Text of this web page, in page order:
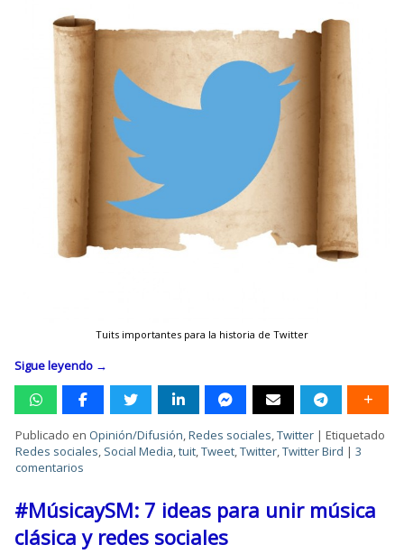
Tuits importantes para la historia de Twitter
Sigue leyendo →
Publicado en Opinión/Difusión,Redes sociales,Twitter |Etiquetado
Redes sociales, Social Media,tuit,Tweet,Twitter,Twitter Bird |3
comentarios
#MúsicaySM: 7 ideas para unir música
clásica y redes sociales